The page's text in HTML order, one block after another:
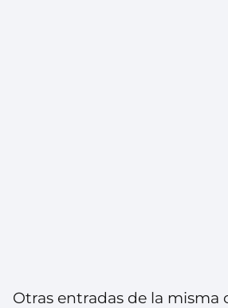
Otras entradas de la misma